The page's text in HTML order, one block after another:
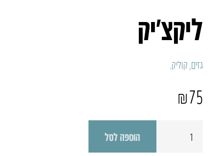
ליקצ’יק
גזים, קוליק.
₪75
הוספה לסל